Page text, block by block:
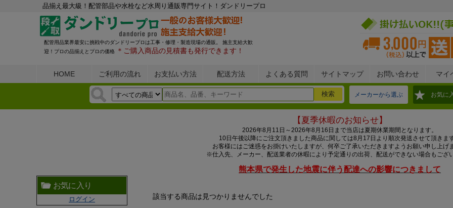
品揃え最大級！配管部品や水栓など水周り通販専門サイト！ダンドリープロ
配管用品業界最安に挑戦中のダンドリープロは工事・修理・製造現場の通販。 施主支給大歓
迎！プロの品揃えとプロの価格
＊ご購入商品の見積書も発行できます！
HOME ご利用の流れ お支払い方法 配送方法 よくある質問 サイトマップ お問い合わせ マイ
メーカーから選ぶ お気に
【夏季休暇のお知らせ】
2026年8月11日～2026年8月16日まで当店は夏期休業期間となります。
10日午後以降にご注文頂きました商品に関しては8月17日より順次発送させて頂きま
お客様にはご迷惑をお掛けいたしますが、何卒ご了承いただきますようお願い申し上げ
※仕入先、メーカー、配送業者の休暇により予定通りの出荷、配送ができない場合もござ
熊本県で発生した地震に伴う配達への影響につきまして
お気に入り
ログイン 該当する商品は見つかりませんでした